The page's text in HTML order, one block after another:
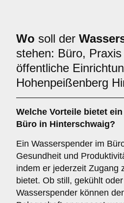
Wo soll der
stehen: Büro,
öffentliche
Hohenpeißenberg
Welche Vorteile bietet
Büro in Hinterschwaig?
Ein Wasserspender im
Gesundheit und
indem er jederzeit Zugang
bietet. Ob still, gekühlt
Wasserspender können